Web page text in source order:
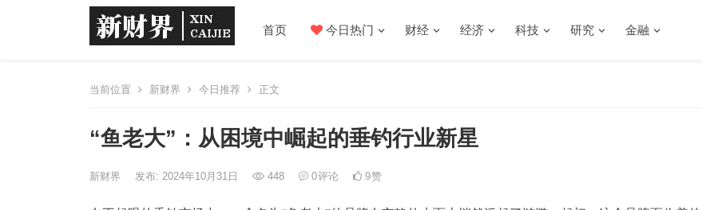
首页 今日热门 财经 经济 科技 研究 金融
当前位置 新财界 今日推荐 正文
“鱼老大”：从困境中崛起的垂钓行业新星
新财界 发布: 2024年10月31日 448 0评论 9赞